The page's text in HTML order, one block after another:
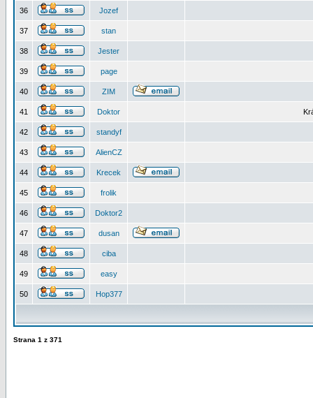
36 Jozef
37 stan
38 Jester
39 page
40 ZIM
41 Doktor
42 standyf
43 AlienCZ
44 Krecek
45 frolik
46 Doktor2
47 dusan
48 ciba
49 easy
50 Hop377
Strana 1 z 371